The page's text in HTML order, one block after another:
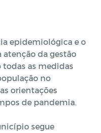
epidemiológica e o
atenção da gestão
as medidas
no
orientações
de pandemia.
segue